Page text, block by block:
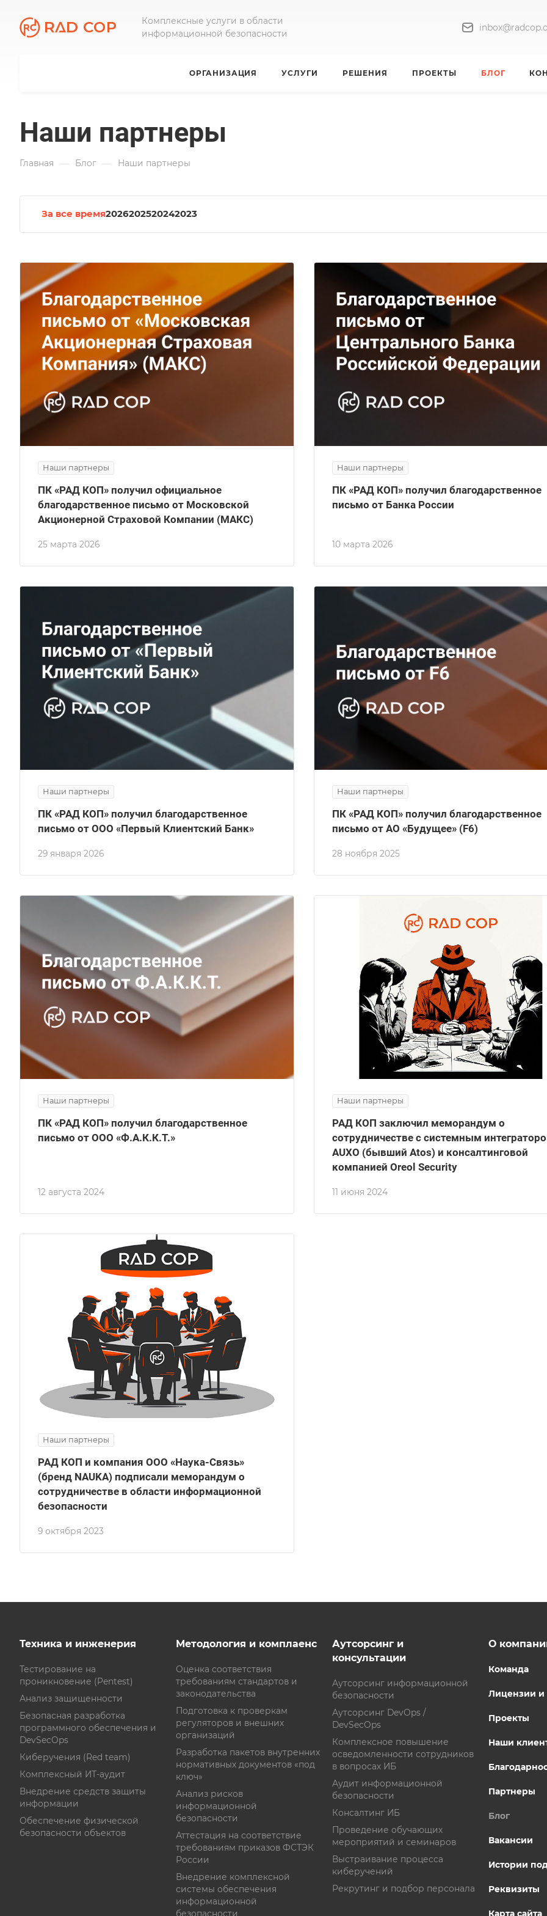
Комплексные услуги в области
информационной безопасности
ОРГАНИЗАЦИЯ УСЛУГИ РЕШЕНИЯ ПРОЕКТЫ БЛОГ
Наши партнеры
Главная — Блог — Наши партнеры
За все время2026202520242023
Наши партнеры
25 марта 2026
ПК «РАД КОП» получил официальное
благодарственное письмо от Московской
Акционерной Страховой Компании (МАКС)
Наши партнеры
10 марта 2026
ПК «РАД КОП» получил благодарственное
письмо от Банка России
Наши партнеры
29 января 2026
ПК «РАД КОП» получил благодарственное
письмо от ООО «Первый Клиентский Банк»
Наши партнеры
28 ноября 2025
ПК «РАД КОП» получил благодарственное
письмо от АО «Будущее» (F6)
Наши партнеры
12 августа 2024
ПК «РАД КОП» получил благодарственное
письмо от ООО «Ф.А.К.К.Т.»
Наши партнеры
11 июня 2024
РАД КОП заключил меморандум о
сотрудничестве с системным
AUXO (бывший Atos) и консалтинговой
компанией Oreol Security
Наши партнеры
9 октября 2023
РАД КОП и компания ООО «Наука-Связь»
(бренд NAUKA) подписали меморандум о
сотрудничестве в области информационной
безопасности
Техника и инженерия
Тестирование на
проникновение (Pentest)
Анализ защищенности
Безопасная разработка
программного обеспечения и
DevSecOps
Киберучения (Red team)
Комплексный ИТ-аудит
Внедрение средств защиты
информации
Обеспечение физической
безопасности объектов
Методология и комплаенс
Оценка соответствия
требованиям стандартов и
законодательства
Подготовка к проверкам
регуляторов и внешних
организаций
Разработка пакетов внутренних
нормативных документов «под
ключ»
Анализ рисков
информационной
безопасности
Аттестация на соответствие
требованиям приказов ФСТЭК
России
Внедрение комплексной
системы обеспечения
информационной
безопасности
Аутсорсинг и
консультации
Аутсорсинг информационной
безопасности
Аутсорсинг DevOps /
DevSecOps
Комплексное повышение
осведомленности сотрудников
в вопросах ИБ
Аудит информационной
безопасности
Консалтинг ИБ
Проведение обучающих
мероприятий и семинаров
Выстраивание процесса
киберучений
Рекрутинг и подбор персонала
О
Команда
Лицензии и
Проекты
Наши
Партнеры
Блог
Вакансии
Истории
Реквизиты
Карта сайта